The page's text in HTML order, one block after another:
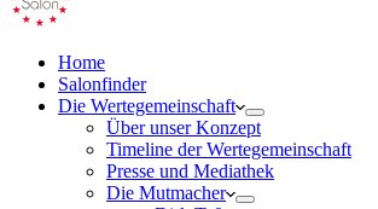
Home
Salonfinder
Die Wertegemeinschaft
Über unser Konzept
Timeline der Wertegemeinschaft
Presse und Mediathek
Die Mutmacher